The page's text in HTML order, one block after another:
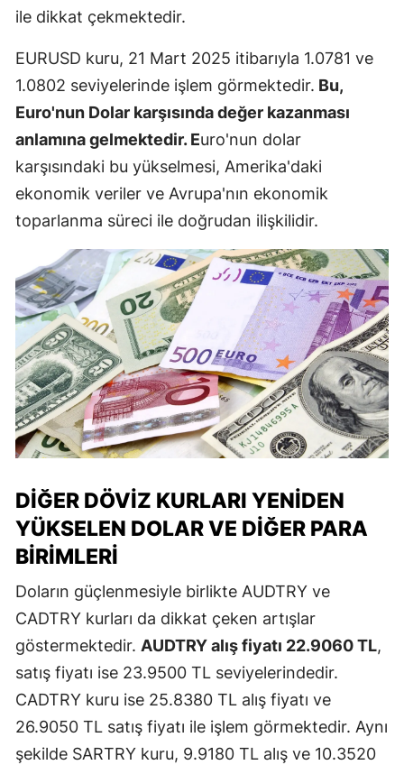
ile dikkat çekmektedir.
EURUSD kuru, 21 Mart 2025 itibarıyla 1.0781 ve
1.0802 seviyelerinde işlem görmektedir. Bu,
Euro'nun Dolar karşısında değer kazanması
anlamına gelmektedir. Euro'nun dolar
karşısındaki bu yükselmesi, Amerika'daki
ekonomik veriler ve Avrupa'nın ekonomik
toparlanma süreci ile doğrudan ilişkilidir.
DIĞER DÖVIZ KURLARI YENIDEN
YÜKSELEN DOLAR VE DIĞER PARA
BIRIMLERI
Doların güçlenmesiyle birlikte AUDTRY ve
CADTRY kurları da dikkat çeken artışlar
göstermektedir. AUDTRY alış fiyatı 22.9060 TL,
satış fiyatı ise 23.9500 TL seviyelerindedir.
CADTRY kuru ise 25.8380 TL alış fiyatı ve
26.9050 TL satış fiyatı ile işlem görmektedir. Aynı
şekilde SARTRY kuru, 9.9180 TL alış ve 10.3520